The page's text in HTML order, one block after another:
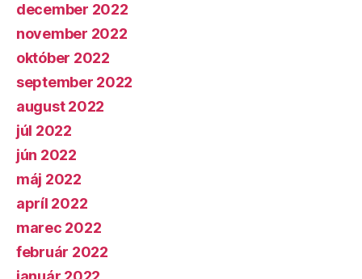
december 2022
november 2022
október 2022
september 2022
august 2022
júl 2022
jún 2022
máj 2022
apríl 2022
marec 2022
február 2022